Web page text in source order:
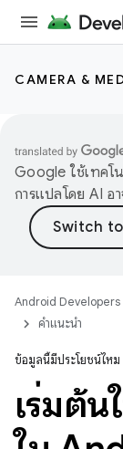
CAMERA &
Google ใช้เทคโ
การแปลโดย AI อ
Android Developers
คำแนะนำ
ข้อมูลนี้มีประโยชน์ไหม
เริ่มต้น